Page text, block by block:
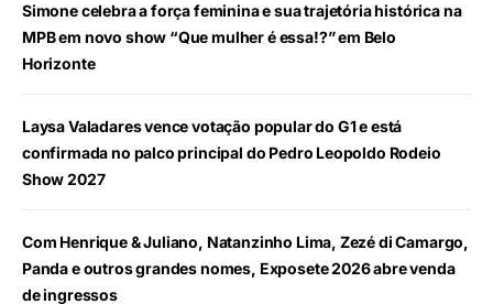
Simone celebra a força feminina e sua trajetória histórica na
MPB em novo show “Que mulher é essa!?” em Belo
Horizonte
Laysa Valadares vence votação popular do G1 e está
confirmada no palco principal do Pedro Leopoldo Rodeio
Show 2027
Com Henrique & Juliano, Natanzinho Lima, Zezé di Camargo,
Panda e outros grandes nomes, Exposete 2026 abre venda
de ingressos